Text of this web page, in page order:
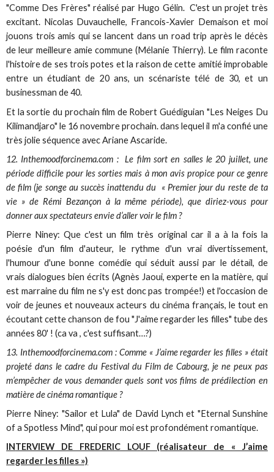
"Comme Des Frères" réalisé par Hugo Gélin. C'est un projet très
excitant. Nicolas Duvauchelle, Francois-Xavier Demaison et moi
jouons trois amis qui se lancent dans un road trip après le décès
de leur meilleure amie commune (Mélanie Thierry). Le film raconte
l'histoire de ses trois potes et la raison de cette amitié improbable
entre un étudiant de 20 ans, un scénariste télé de 30, et un
businessman de 40.
Et la sortie du prochain film de Robert Guédiguian "Les Neiges Du
Kilimandjaro" le 16 novembre prochain. dans lequel il m'a confié une
très jolie séquence avec Ariane Ascaride.
12. Inthemoodforcinema.com : Le film sort en salles le 20 juillet, une
période difficile pour les sorties mais à mon avis propice pour ce genre
de film (je songe au succès inattendu du « Premier jour du reste de ta
vie » de Rémi Bezançon à la même période), que diriez-vous pour
donner aux spectateurs envie d’aller voir le film ?
Pierre Niney: Que c'est un film très original car il a à la fois la
poésie d'un film d'auteur, le rythme d'un vrai divertissement,
l'humour d'une bonne comédie qui séduit aussi par le détail, de
vrais dialogues bien écrits (Agnès Jaoui, experte en la matière, qui
est marraine du film ne s'y est donc pas trompée!) et l'occasion de
voir de jeunes et nouveaux acteurs du cinéma français, le tout en
écoutant cette chanson de fou "J'aime regarder les filles" tube des
années 80' ! (ca va , c'est suffisant…?)
13. Inthemoodforcinema.com : Comme « J’aime regarder les filles » était
projeté dans le cadre du Festival du Film de Cabourg, je ne peux pas
m’empêcher de vous demander quels sont vos films de prédilection en
matière de cinéma romantique ?
Pierre Niney: "Sailor et Lula" de David Lynch et "Eternal Sunshine
of a Spotless Mind", qui pour moi est profondément romantique.
INTERVIEW DE FREDERIC LOUF (réalisateur de « J’aime
regarder les filles »)